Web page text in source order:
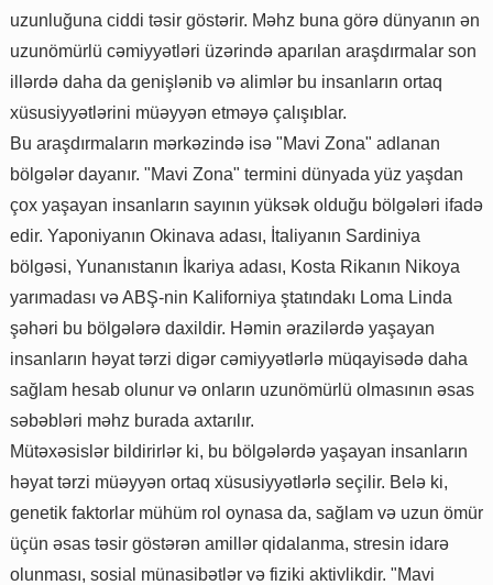
uzunluğuna ciddi təsir göstərir. Məhz buna görə dünyanın ən
uzunömürlü cəmiyyətləri üzərində aparılan araşdırmalar son
illərdə daha da genişlənib və alimlər bu insanların ortaq
xüsusiyyətlərini müəyyən etməyə çalışıblar.
Bu araşdırmaların mərkəzində isə "Mavi Zona" adlanan
bölgələr dayanır. "Mavi Zona" termini dünyada yüz yaşdan
çox yaşayan insanların sayının yüksək olduğu bölgələri ifadə
edir. Yaponiyanın Okinava adası, İtaliyanın Sardiniya
bölgəsi, Yunanıstanın İkariya adası, Kosta Rikanın Nikoya
yarımadası və ABŞ-nin Kaliforniya ştatındakı Loma Linda
şəhəri bu bölgələrə daxildir. Həmin ərazilərdə yaşayan
insanların həyat tərzi digər cəmiyyətlərlə müqayisədə daha
sağlam hesab olunur və onların uzunömürlü olmasının əsas
səbəbləri məhz burada axtarılır.
Mütəxəsislər bildirirlər ki, bu bölgələrdə yaşayan insanların
həyat tərzi müəyyən ortaq xüsusiyyətlərlə seçilir. Belə ki,
genetik faktorlar mühüm rol oynasa da, sağlam və uzun ömür
üçün əsas təsir göstərən amillər qidalanma, stresin idarə
olunması, sosial münasibətlər və fiziki aktivlikdir. "Mavi